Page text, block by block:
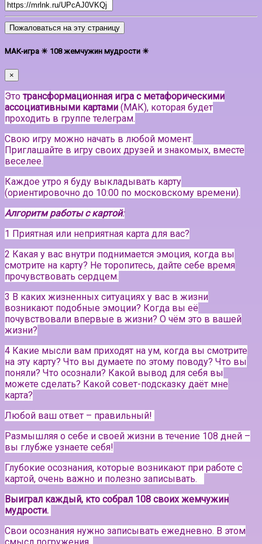
Пожаловаться на эту страницу
МАК-игра ☀ 108 жемчужин мудрости ☀
×
Это трансформационная игра с метафорическими
ассоциативными картами (МАК), которая будет
проходить в группе телеграм.
Свою игру можно начать в любой момент.
Приглашайте в игру своих друзей и знакомых, вместе
веселее.
Каждое утро я буду выкладывать карту
(ориентировочно до 10:00 по московскому времени).
Алгоритм работы с картой:
1 Приятная или неприятная карта для вас?
2 Какая у вас внутри поднимается эмоция, когда вы
смотрите на карту? Не торопитесь, дайте себе время
прочувствовать сердцем.
3 В каких жизненных ситуациях у вас в жизни
возникают подобные эмоции? Когда вы её
почувствовали впервые в жизни? О чём это в вашей
жизни?
4 Какие мысли вам приходят на ум, когда вы смотрите
на эту карту? Что вы думаете по этому поводу? Что вы
поняли? Что осознали? Какой вывод для себя вы
можете сделать? Какой совет-подсказку даёт мне
карта?
Любой ваш ответ – правильный!
Размышляя о себе и своей жизни в течение 108 дней –
вы глубже узнаете себя!
Глубокие осознания, которые возникают при работе с
картой, очень важно и полезно записывать.⠀
Выиграл каждый, кто собрал 108 своих жемчужин
мудрости.
Свои осознания нужно записывать ежедневно. В этом
смысл погружения.